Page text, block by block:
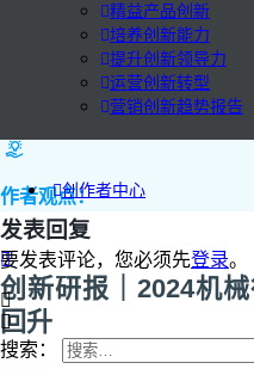
精益产品创新
培养创新能力
提升创新领导力
运营创新转型
营销创新趋势报告
创作者中心
搜索：
作者观点：
发表回复
要发表评论，您必须先登录。
创新研报｜2024机
回升